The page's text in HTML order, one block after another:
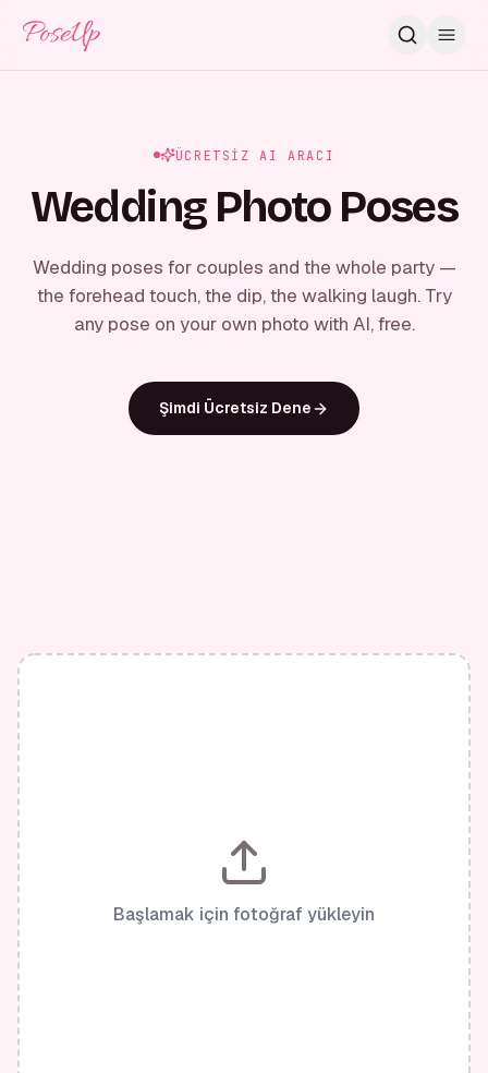
PoseUp
ÜCRETSIZ AI ARACI
Wedding Photo Poses
Wedding poses for couples and the whole party —
the forehead touch, the dip, the walking laugh. Try
any pose on your own photo with AI, free.
Şimdi Ücretsiz Dene
Başlamak için fotoğraf yükleyin